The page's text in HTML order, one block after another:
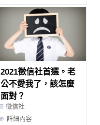
2021徵信社首選。老
公不愛我了，該怎麼
面對？
徵信社
詳細內容